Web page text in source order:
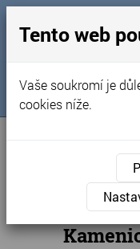
Tento web
Vaše soukromí je
cookies níže.